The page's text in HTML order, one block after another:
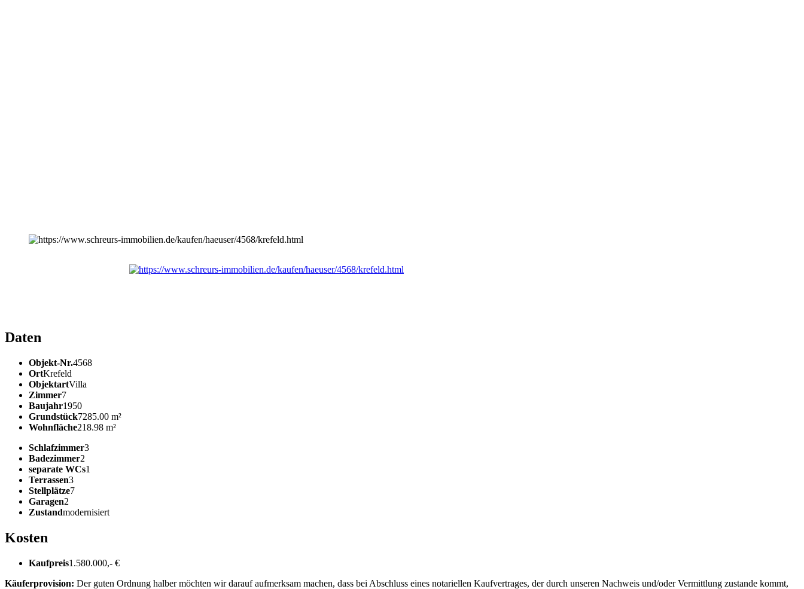
Daten
Objekt-Nr.4568
OrtKrefeld
ObjektartVilla
Zimmer7
Baujahr1950
Grundstück7285.00 m²
Wohnfläche218.98 m²
Schlafzimmer3
Badezimmer2
separate WCs1
Terrassen3
Stellplätze7
Garagen2
Zustandmodernisiert
Kosten
Kaufpreis1.580.000,- €
Käuferprovision: Der guten Ordnung halber möchten wir darauf aufmerksam machen, dass bei Abschluss eines notariellen Kaufvertrages, der durch unseren Nachweis und/oder Vermittlung zustande kommt,